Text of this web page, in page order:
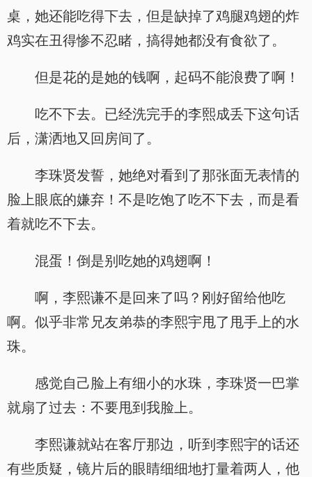
桌，她还能吃得下去，但是缺掉了鸡腿鸡翅的炸
鸡实在丑得惨不忍睹，搞得她都没有食欲了。
但是花的是她的钱啊，起码不能浪费了啊！
吃不下去。已经洗完手的李熙成丢下这句话
后，潇洒地又回房间了。
李珠贤发誓，她绝对看到了那张面无表情的
脸上眼底的嫌弃！不是吃饱了吃不下去，而是看
着就吃不下去。
混蛋！倒是别吃她的鸡翅啊！
啊，李熙谦不是回来了吗？刚好留给他吃
啊。似乎非常兄友弟恭的李熙宇甩了甩手上的水
珠。
感觉自己脸上有细小的水珠，李珠贤一巴掌
就扇了过去：不要甩到我脸上。
李熙谦就站在客厅那边，听到李熙宇的话还
有些质疑，镜片后的眼睛细细地打量着两人，他